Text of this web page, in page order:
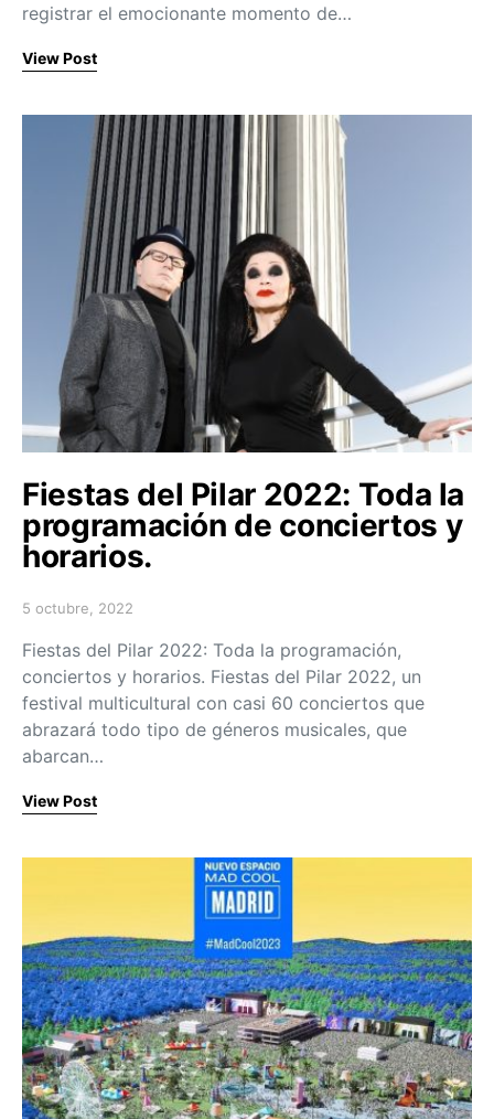
registrar el emocionante momento de…
View Post
Fiestas del Pilar 2022: Toda la
programación de conciertos y
horarios.
Posted on
5 octubre, 2022
Fiestas del Pilar 2022: Toda la programación,
conciertos y horarios. Fiestas del Pilar 2022, un
festival multicultural con casi 60 conciertos que
abrazará todo tipo de géneros musicales, que
abarcan…
View Post